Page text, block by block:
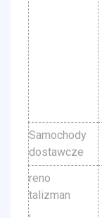
Samochody
dostawcze
reno
talizman
,